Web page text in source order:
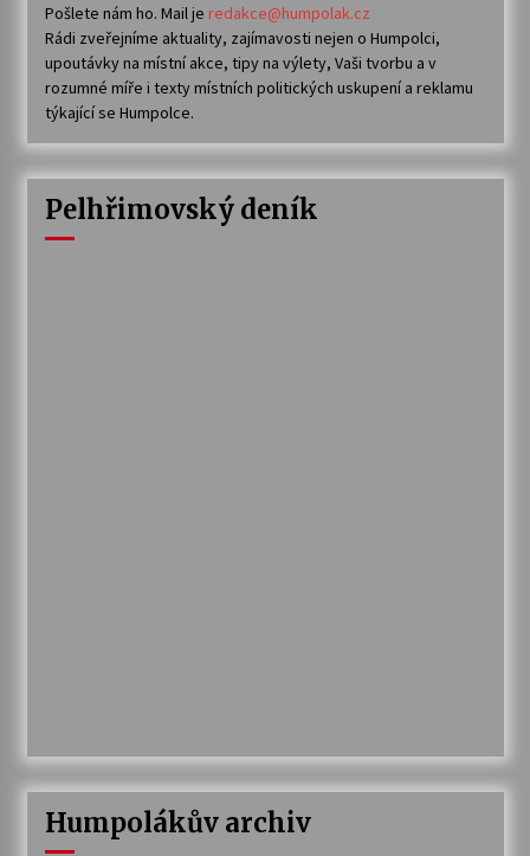
Pošlete nám ho. Mail je redakce@humpolak.cz
Rádi zveřejníme aktuality, zajímavosti nejen o Humpolci,
upoutávky na místní akce, tipy na výlety, Vaši tvorbu a v
rozumné míře i texty místních politických uskupení a reklamu
týkající se Humpolce.
Pelhřimovský deník
Humpolákův archiv